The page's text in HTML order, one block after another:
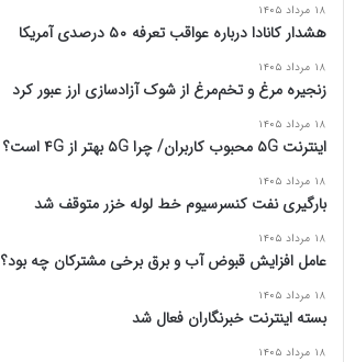
۱۸ مرداد ۱۴۰۵
هشدار کانادا درباره عواقب تعرفه ۵۰ درصدی آمریکا
۱۸ مرداد ۱۴۰۵
زنجیره مرغ و تخم‌مرغ از شوک آزادسازی ارز عبور کرد
۱۸ مرداد ۱۴۰۵
اینترنت ۵G محبوب کاربران/ چرا ۵G بهتر از ۴G است؟
۱۸ مرداد ۱۴۰۵
بارگیری نفت کنسرسیوم خط لوله خزر متوقف شد
۱۸ مرداد ۱۴۰۵
عامل افزایش قبوض آب و برق برخی مشترکان چه بود؟
۱۸ مرداد ۱۴۰۵
بسته اینترنت خبرنگاران فعال شد
۱۸ مرداد ۱۴۰۵